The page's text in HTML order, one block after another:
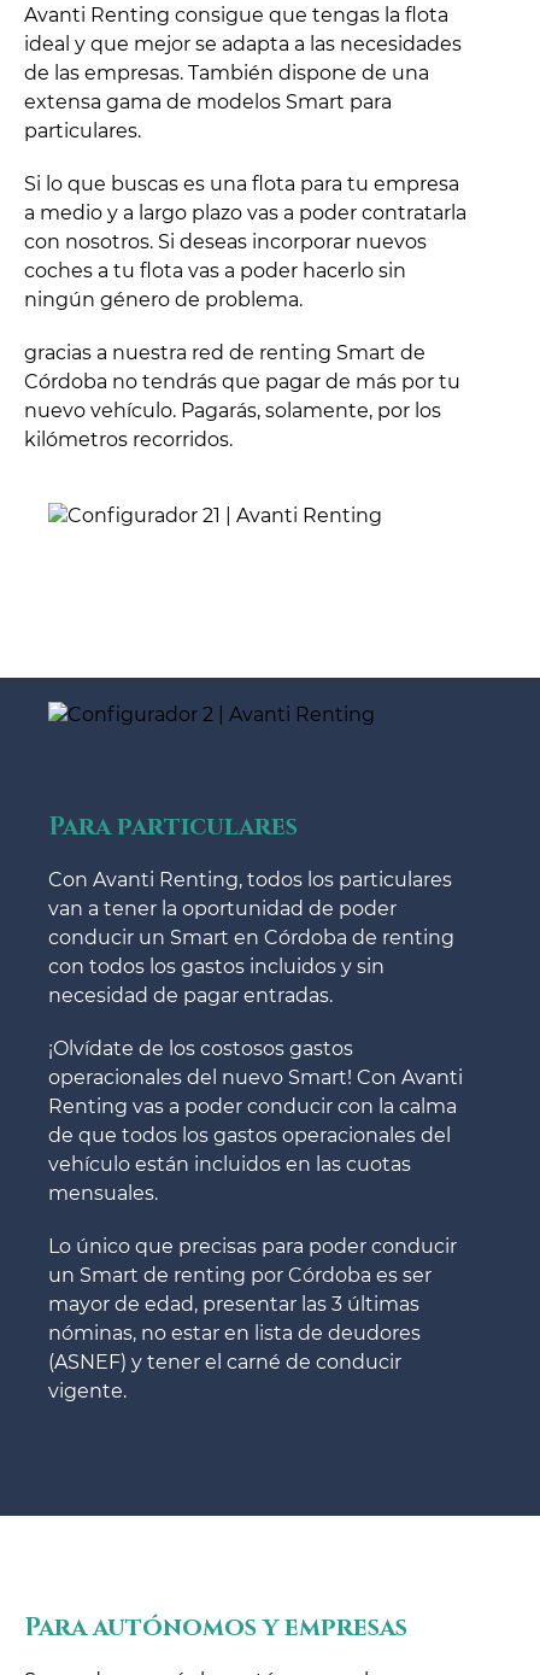
Avanti Renting consigue que tengas la flota
ideal y que mejor se adapta a las necesidades
de las empresas. También dispone de una
extensa gama de modelos Smart para
particulares.
Si lo que buscas es una flota para tu empresa
a medio y a largo plazo vas a poder contratarla
con nosotros. Si deseas incorporar nuevos
coches a tu flota vas a poder hacerlo sin
ningún género de problema.
gracias a nuestra red de renting Smart de
Córdoba no tendrás que pagar de más por tu
nuevo vehículo. Pagarás, solamente, por los
kilómetros recorridos.
Para particulares
Con Avanti Renting, todos los particulares
van a tener la oportunidad de poder
conducir un Smart en Córdoba de renting
con todos los gastos incluidos y sin
necesidad de pagar entradas.
¡Olvídate de los costosos gastos
operacionales del nuevo Smart! Con Avanti
Renting vas a poder conducir con la calma
de que todos los gastos operacionales del
vehículo están incluidos en las cuotas
mensuales.
Lo único que precisas para poder conducir
un Smart de renting por Córdoba es ser
mayor de edad, presentar las 3 últimas
nóminas, no estar en lista de deudores
(ASNEF) y tener el carné de conducir
vigente.
Para autónomos y empresas